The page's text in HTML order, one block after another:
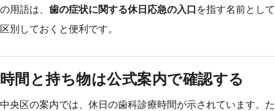
の用語は、 歯の症状に関する休日応急の入口 を指す名前として
区別しておくと便利です。
時間と持ち物は公式案内で確認する
中央区の案内では、休日の歯科診療時間が示されています。た